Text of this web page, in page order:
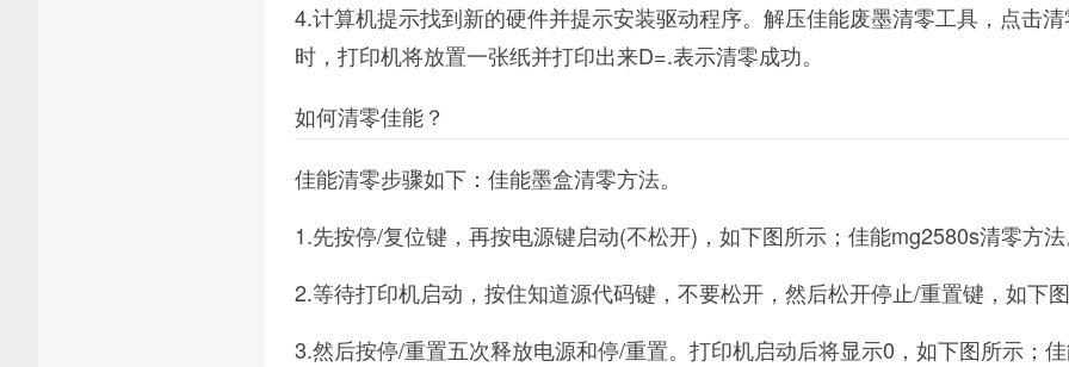
4.计算机提示找到新的硬件并提示安装驱动程序。解压佳能废墨清零工具，点击
时，打印机将放置一张纸并打印出来D=.表示清零成功。
如何清零佳能？
佳能清零步骤如下：佳能墨盒清零方法。
1.先按停/复位键，再按电源键启动(不松开)，如下图所示；佳能mg2580s清零方法
2.等待打印机启动，按住知道源代码键，不要松开，然后松开停止/重置键，如下图
3.然后按停/重置五次释放电源和停/重置。打印机启动后将显示0，如下图所示；